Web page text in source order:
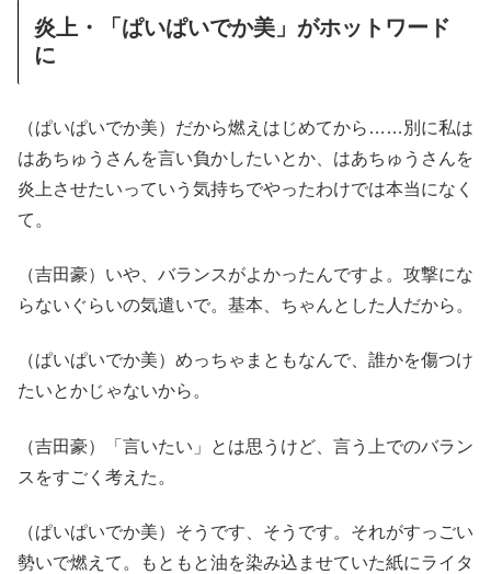
炎上・「ぱいぱいでか美」がホットワード
に
（ぱいぱいでか美）だから燃えはじめてから……別に私は
はあちゅうさんを言い負かしたいとか、はあちゅうさんを
炎上させたいっていう気持ちでやったわけでは本当になく
て。
（吉田豪）いや、バランスがよかったんですよ。攻撃にな
らないぐらいの気遣いで。基本、ちゃんとした人だから。
（ぱいぱいでか美）めっちゃまともなんで、誰かを傷つけ
たいとかじゃないから。
（吉田豪）「言いたい」とは思うけど、言う上でのバラン
スをすごく考えた。
（ぱいぱいでか美）そうです、そうです。それがすっごい
勢いで燃えて。もともと油を染み込ませていた紙にライタ